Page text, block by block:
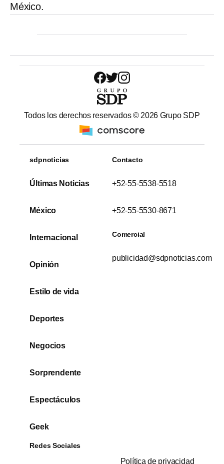
México.
Todos los derechos reservados © 2026 Grupo SDP
sdpnoticias
Últimas Noticias
México
Internacional
Opinión
Estilo de vida
Deportes
Negocios
Sorprendente
Espectáculos
Geek
Contacto
+52-55-5538-5518
+52-55-5530-8671
Comercial
publicidad@sdpnoticias.com
Redes Sociales
Política de privacidad